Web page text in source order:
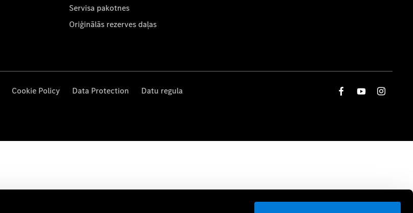
Servisa pakotnes
Oriģinālās rezerves daļas
Cookie Policy Data Protection Datu regula